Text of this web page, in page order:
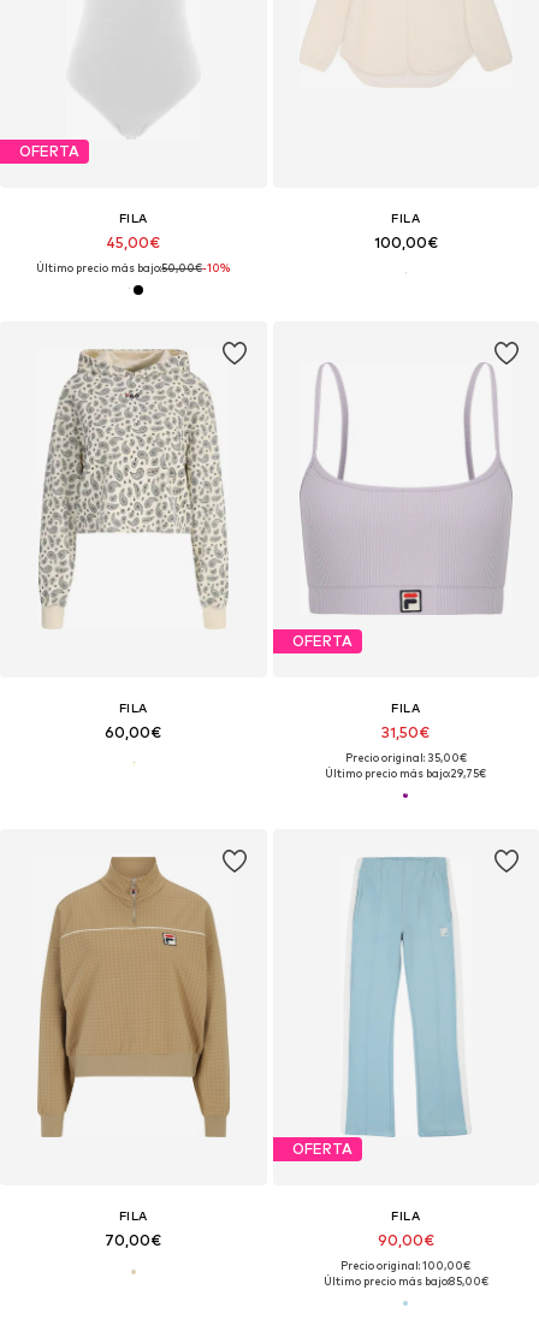
OFERTA
FILA
45,00€
Último precio más bajo:50,00€-10%
FILA
100,00€
FILA
60,00€
OFERTA
FILA
31,50€
Precio original: 35,00€
Último precio más bajo:29,75€
FILA
70,00€
OFERTA
FILA
90,00€
Precio original: 100,00€
Último precio más bajo:85,00€